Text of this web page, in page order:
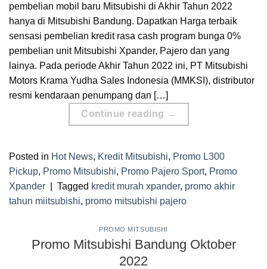
pembelian mobil baru Mitsubishi di Akhir Tahun 2022
hanya di Mitsubishi Bandung. Dapatkan Harga terbaik
sensasi pembelian kredit rasa cash program bunga 0%
pembelian unit Mitsubishi Xpander, Pajero dan yang
lainya. Pada periode Akhir Tahun 2022 ini, PT Mitsubishi
Motors Krama Yudha Sales Indonesia (MMKSI), distributor
resmi kendaraan penumpang dan […]
Continue reading →
Posted in Hot News, Kredit Mitsubishi, Promo L300
Pickup, Promo Mitsubishi, Promo Pajero Sport, Promo
Xpander
Tagged kredit murah xpander, promo akhir
tahun miitsubishi, promo mitsubishi pajero
PROMO MITSUBISHI
Promo Mitsubishi Bandung Oktober
2022